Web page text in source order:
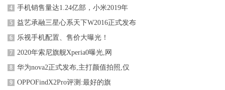
4 手机销售量达1.24亿部，小米2019年
5 益艺承融三星心系天下W2016正式发布
6 乐视手机配置、售价大曝光！
7 2020年索尼旗舰Xperia0曝光,网
8 华为nova2正式发布,主打颜值拍照,仅
9 OPPOFindX2Pro评测:最好的旗